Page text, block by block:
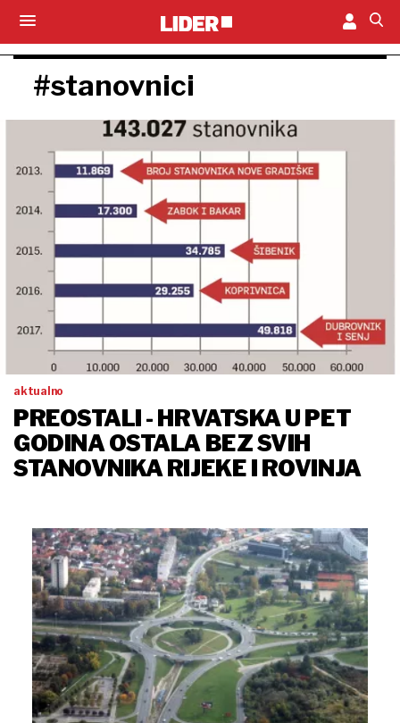
#stanovnici
aktualno
PREOSTALI - HRVATSKA U PET
GODINA OSTALA BEZ SVIH
STANOVNIKA RIJEKE I ROVINJA